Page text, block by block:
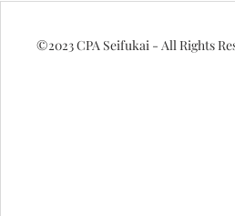
©2023CPA Seifukai - All Rights